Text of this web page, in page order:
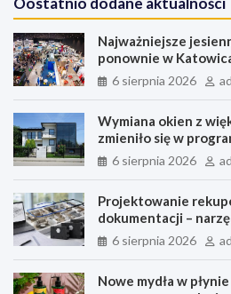
Najważniejsze
ponownie w
6 sierpnia 2026
Wymiana okien z
zmieniło się w
6 sierpnia 2026
Projektowanie
dokumentacji –
każdy etap pracy
6 sierpnia 2026
Nowe mydła w